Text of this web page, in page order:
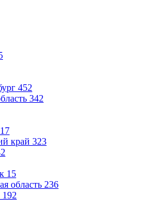
452
342
17
край 323
15
область 236
192